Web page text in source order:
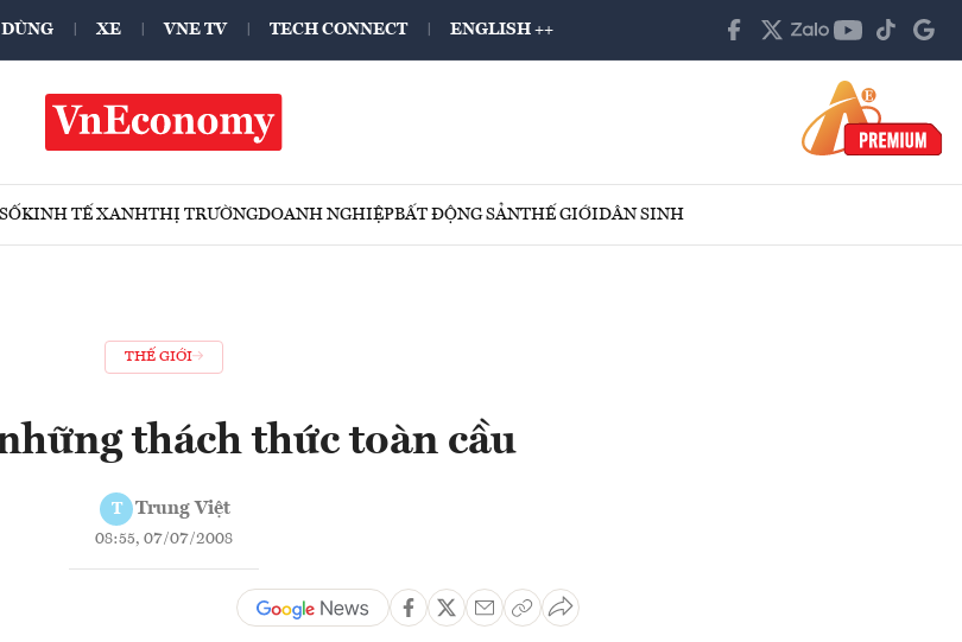
XE VNE TV TECH CONNECT ENGLISH ++
KINH TẾ XANHTHỊ TRƯỜNGDOANH NGHIỆPBẤT ĐỘNG SẢNTHẾ GIỚIDÂN SINH
THẾ GIỚI
thách thức toàn cầu
T Trung Việt
08:55, 07/07/2008